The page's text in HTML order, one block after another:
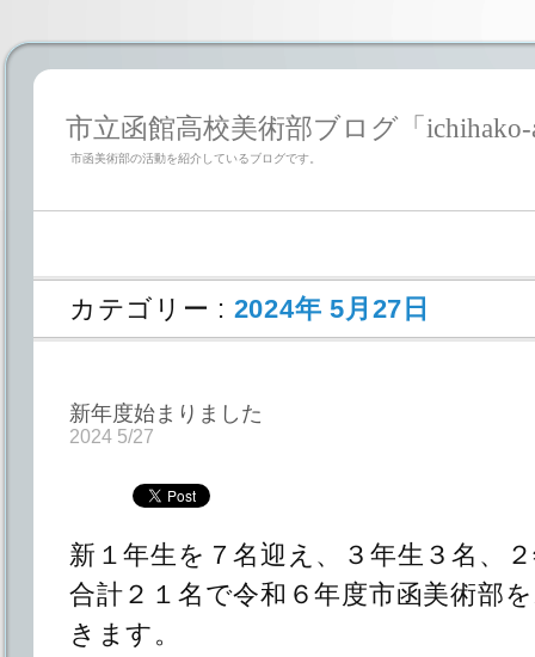
市立函館高校美術部ブログ「ichihako-
市函美術部の活動を紹介しているブログです。
カテゴリー : 2024年 5月27日
新年度始まりました
2024 5/27
新１年生を７名迎え、３年生３名、
合計２１名で令和６年度市函美術部
きます。